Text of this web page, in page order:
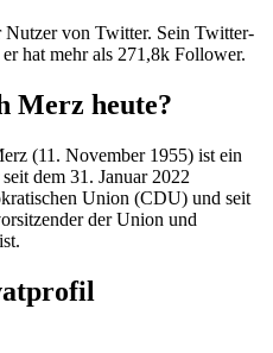
Nutzer von Twitter. Sein Twitter-
er hat mehr als 271,8k Follower.
Merz heute?
(11. November 1955) ist ein
dem 31. Januar 2022
Union (CDU) und seit
der Union und